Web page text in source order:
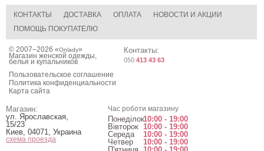
КОНТАКТЫ ДОСТАВКА ОПЛАТА
НОВОСТИ И АКЦИИ
ПОМОЩЬ ПОКУПАТЕЛЮ
© 2007–2026 «Onlady»
Магазин женской одежды,
белья и купальников
Пользовательское соглашение
Политика конфиденциальности
Карта сайта
Контакты:
050 413 43 63
Магазин:
ул. Ярославская,
15/23
Киев 04071 Украина
схема проезда
Час роботи магазину
Понеділок10:00 - 19:00
Вівторок 10:00 - 19:00
Середа
10:00 - 19:00
Четвер
10:00 - 19:00